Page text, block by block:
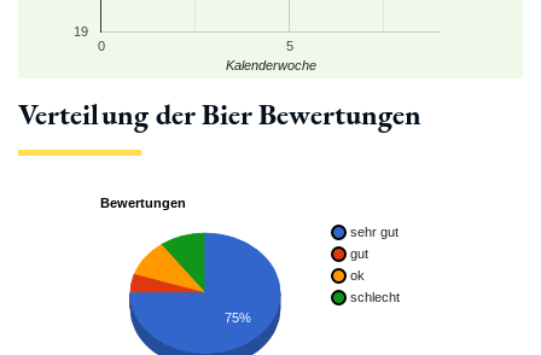
0 5
19
Kalenderwoche
Verteilung der Bier Bewertungen
Bewertungen
sehr gut
gut
ok
schlecht
75%